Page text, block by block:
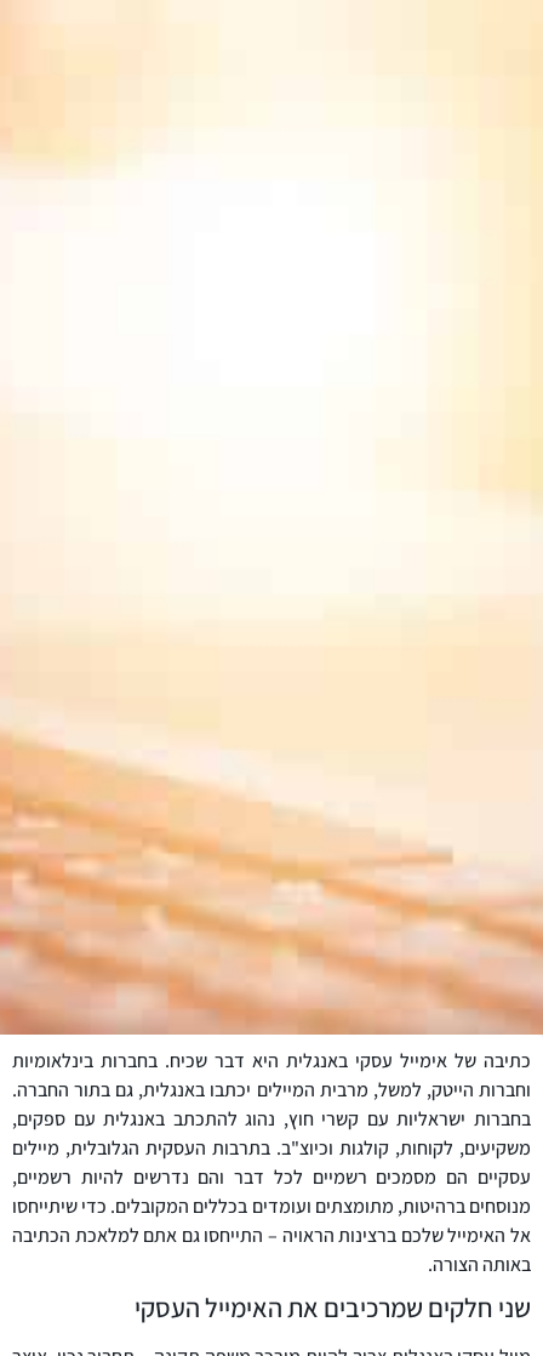
כתיבה של אימייל עסקי באנגלית היא דבר שכיח. בחברות בינלאומיות
וחברות הייטק, למשל, מרבית המיילים יכתבו באנגלית, גם בתור החברה.
בחברות ישראליות עם קשרי חוץ, נהוג להתכתב באנגלית עם ספקים,
משקיעים, לקוחות, קולגות וכיוצ"ב. בתרבות העסקית הגלובלית, מיילים
עסקיים הם מסמכים רשמיים לכל דבר והם נדרשים להיות רשמיים,
מנוסחים ברהיטות, מתומצתים ועומדים בכללים המקובלים. כדי שיתייחסו
אל האימייל שלכם ברצינות הראויה – התייחסו גם אתם למלאכת הכתיבה
באותה הצורה.
שני חלקים שמרכיבים את האימייל העסקי